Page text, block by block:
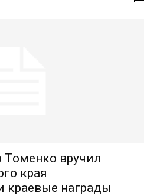
Томенко вручил
края
краевые награды